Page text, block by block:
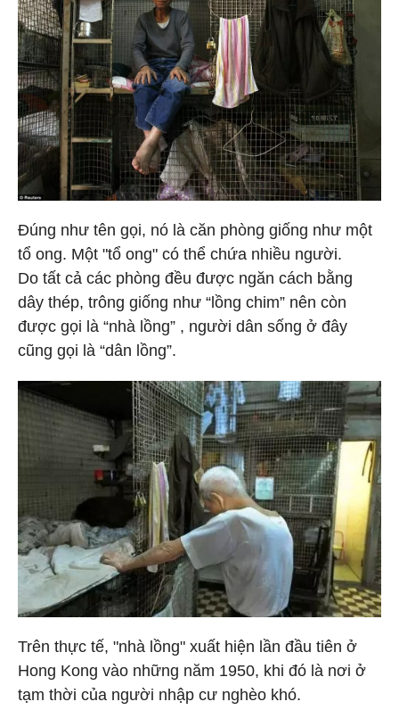
Đúng như tên gọi, nó là căn phòng giống như một
tổ ong. Một "tổ ong" có thể chứa nhiều người.
Do tất cả các phòng đều được ngăn cách bằng
dây thép, trông giống như “lồng chim” nên còn
được gọi là “nhà lồng” , người dân sống ở đây
cũng gọi là “dân lồng”.
Trên thực tế, "nhà lồng" xuất hiện lần đầu tiên ở
Hong Kong vào những năm 1950, khi đó là nơi ở
tạm thời của người nhập cư nghèo khó.